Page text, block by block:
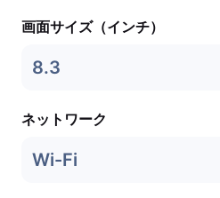
画面サイズ（インチ）
8.3
ネットワーク
Wi-Fi